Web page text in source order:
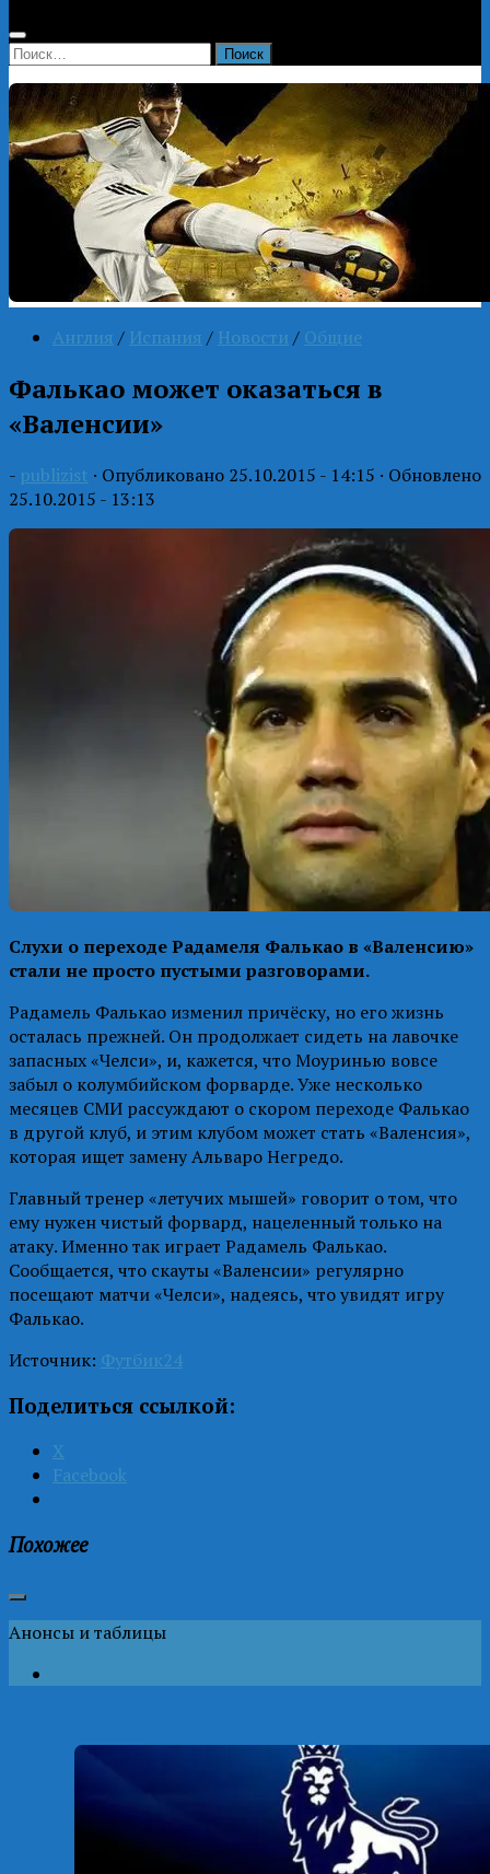
Найти:
Англия / Испания / Новости / Общие
Фалькао может оказаться в
«Валенсии»
- publizist · Опубликовано 25.10.2015 - 14:15 · Обновлено
25.10.2015 - 13:13
Слухи о переходе Радамеля Фалькао в «Валенсию»
стали не просто пустыми разговорами.
Радамель Фалькао изменил причёску, но его жизнь
осталась прежней. Он продолжает сидеть на лавочке
запасных «Челси», и, кажется, что Моуринью вовсе
забыл о колумбийском форварде. Уже несколько
месяцев СМИ рассуждают о скором переходе Фалькао
в другой клуб, и этим клубом может стать «Валенсия»,
которая ищет замену Альваро Негредо.
Главный тренер «летучих мышей» говорит о том, что
ему нужен чистый форвард, нацеленный только на
атаку. Именно так играет Радамель Фалькао.
Сообщается, что скауты «Валенсии» регулярно
посещают матчи «Челси», надеясь, что увидят игру
Фалькао.
Источник: Футбик24
Поделиться ссылкой:
X
Facebook
Похожее
Анонсы и таблицы